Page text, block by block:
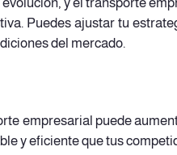
Puedes ajustar tu
del mercado.
empresarial puede
y eficiente que tus